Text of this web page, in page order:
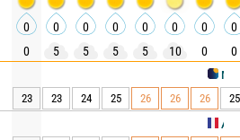
METEO
AROME HD
0 0 0 0 0 0 0
0
0
5 5 5 5 10 0 0
23 23 24 25 26 26 26 25